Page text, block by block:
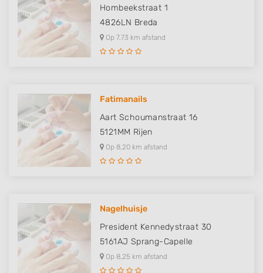
Hombeekstraat 1
4826LN Breda
Op 7,73 km afstand
Fatimanails
Aart Schoumanstraat 16
5121MM Rijen
Op 8,20 km afstand
Nagelhuisje
President Kennedystraat 30
5161AJ Sprang-Capelle
Op 8,25 km afstand